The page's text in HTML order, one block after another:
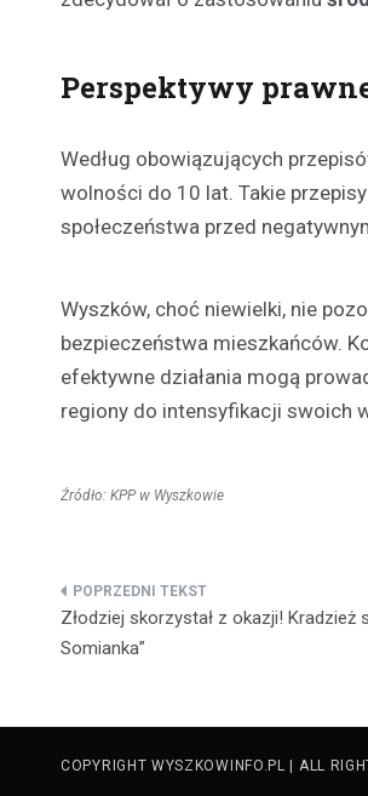
Perspektywy
Według obowiązujących
wolności do 10 lat. Takie
społeczeństwa przed
Wyszków, choć niewielki, nie
bezpieczeństwa mieszkańców.
efektywne działania mogą
regiony do intensyfikacji swoich
Źródło: KPP w Wyszkowie
Nawigacja
wpisu
Złodziej skorzystał z okazji! Kradzież
Somianka”
COPYRIGHT WYSZKOWINFO.PL | ALL